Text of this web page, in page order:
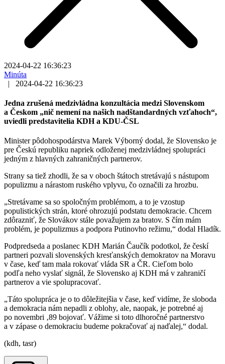
2024-04-22 16:36:23
Minúta
|
2024-04-22 16:36:23
Jedna zrušená medzivládna konzultácia medzi Slovenskom
a Českom „nič nemení na našich nadštandardných vzťahoch“,
uviedli predstavitelia KDH a KDU-ČSL
Minister pôdohospodárstva Marek Výborný dodal, že Slovensko je
pre Českú republiku napriek odloženej medzivládnej spolupráci
jedným z hlavných zahraničných partnerov.
Strany sa tiež zhodli, že sa v oboch štátoch stretávajú s nástupom
populizmu a nárastom ruského vplyvu, čo označili za hrozbu.
„Stretávame sa so spoločným problémom, a to je vzostup
populistických strán, ktoré ohrozujú podstatu demokracie. Chcem
zdôrazniť, že Slovákov stále považujem za bratov. S čím mám
problém, je populizmus a podpora Putinovho režimu,“ dodal Hladík.
Podpredseda a poslanec KDH Marián Čaučík podotkol, že českí
partneri pozvali slovenských kresťanských demokratov na Moravu
v čase, keď tam mala rokovať vláda SR a ČR. Cieľom bolo
podľa neho vyslať signál, že Slovensko aj KDH má v zahraničí
partnerov a vie spolupracovať.
„Táto spolupráca je o to dôležitejšia v čase, keď vidíme, že sloboda
a demokracia nám nepadli z oblohy, ale, naopak, je potrebné aj
po novembri ‚89 bojovať. Vážime si toto dlhoročné partnerstvo
a v zápase o demokraciu budeme pokračovať aj naďalej,“ dodal.
(kdh, tasr)